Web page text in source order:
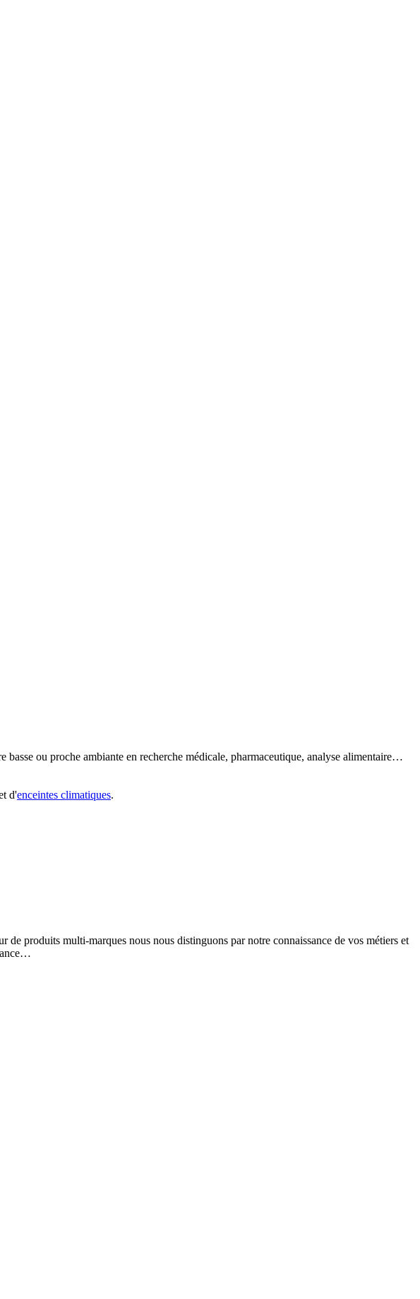
ou proche ambiante en recherche médicale, pharmaceutique, analyse alimentaire…
d'enceintes climatiques.
produits multi-marques nous nous distinguons par notre connaissance de vos métiers et